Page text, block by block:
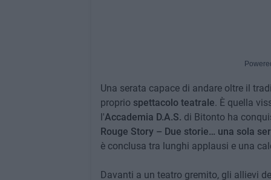
Una serata capace di andare oltre il
proprio spettacolo teatrale. È quella
l'Accademia D.A.S. di Bitonto ha
Rouge Story – Due storie… una sola
è conclusa tra lunghi applausi e una
Davanti a un teatro gremito, gli allievi